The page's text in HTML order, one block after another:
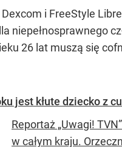
i FreeStyle
niepełnosprawnego
26 lat muszą się
jest kłute dziecko z
Reportaż „Uwagi!
w całym kraju.